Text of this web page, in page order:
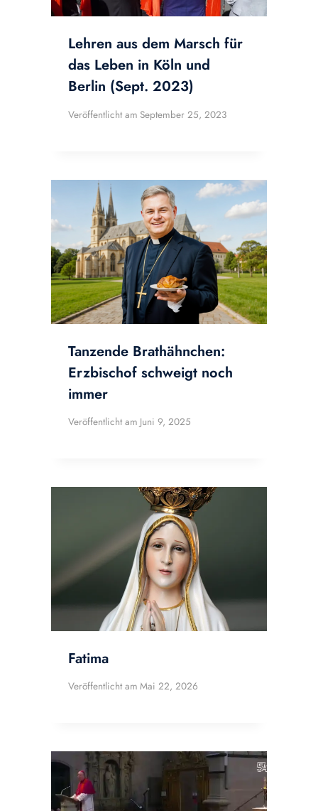
Lehren aus dem Marsch für
das Leben in Köln und
Berlin (Sept. 2023)
Veröffentlicht am September 25, 2023
Tanzende Brathähnchen:
Erzbischof schweigt noch
immer
Veröffentlicht am Juni 9, 2025
Fatima
Veröffentlicht am Mai 22, 2026